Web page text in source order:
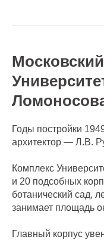
Годы постройки
архитектор — Л.В.
Комплекс
и 20 подсобных
ботанический сад,
занимает площадь
Главный корпус